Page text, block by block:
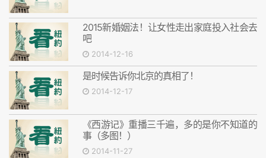
2015新婚姻法！让女性走出家庭投入社会去
吧
2014-12-16
是时候告诉你北京的真相了！
2014-12-17
《西游记》重播三千遍，多的是你不知道的
事（多图！）
2014-11-27